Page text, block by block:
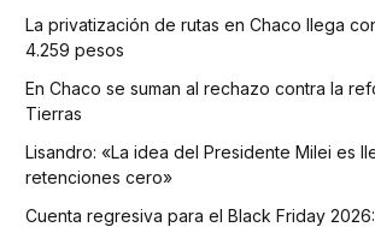
La privatización de rutas en Chaco llega
4.259 pesos
En Chaco se suman al rechazo contra la
Tierras
Lisandro: «La idea del Presidente Milei es
retenciones cero»
Cuenta regresiva para el Black Friday